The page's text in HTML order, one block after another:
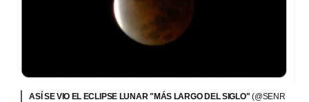
ASÍ SE VIO EL ECLIPSE LUNAR "MÁS LARGO DEL SIGLO" (@SENR